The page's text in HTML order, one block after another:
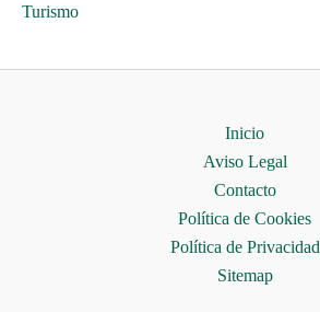
Turismo
Inicio
Aviso Legal
Contacto
Política de Cookies
Política de Privacidad
Sitemap